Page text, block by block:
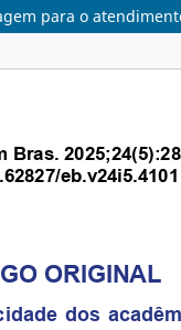
para o